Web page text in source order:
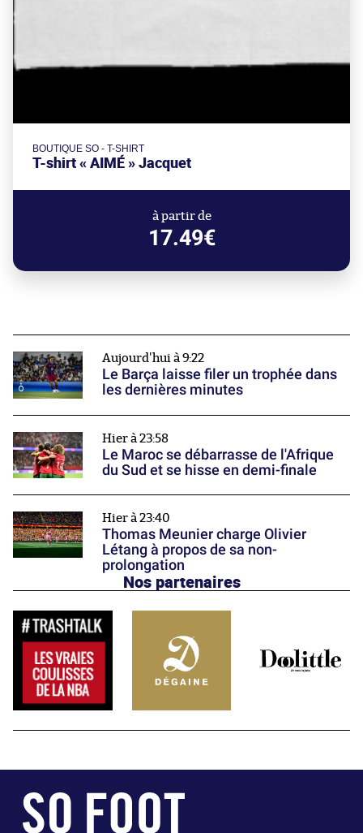
BOUTIQUE SO - T-SHIRT
T-shirt « AIMÉ » Jacquet
à partir de
17.49€
Aujourd'hui à 9:22
Le Barça laisse filer un trophée dans
les dernières minutes
Hier à 23:58
Le Maroc se débarrasse de l'Afrique
du Sud et se hisse en demi-finale
Hier à 23:40
Thomas Meunier charge Olivier
Létang à propos de sa non-
prolongation
Nos partenaires